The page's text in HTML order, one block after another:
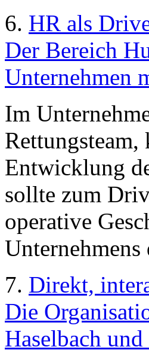
6. HR als
Der Bereich
Unternehmen
Im
Rettungsteam,
Entwicklung
sollte zum
operative
7. Direkt,
Die
Haselbach